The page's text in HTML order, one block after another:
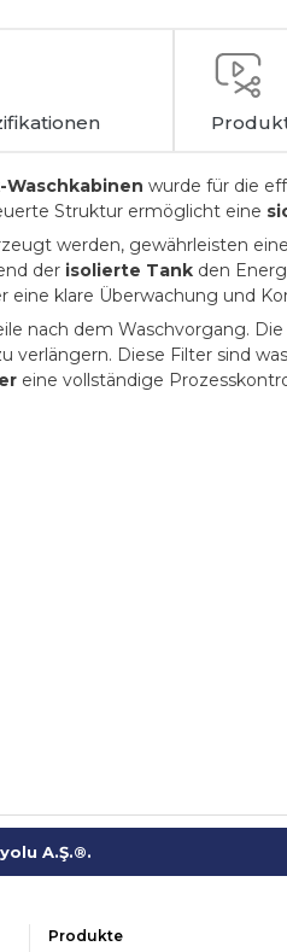
Waschkabinen wurde für die
Struktur ermöglicht eine
werden, gewährleisten
der isolierte Tank den
klare Überwachung und
nach dem Waschvorgang.
verlängern. Diese Filter sind
eine vollständige
A.Ş.®.
Produkte